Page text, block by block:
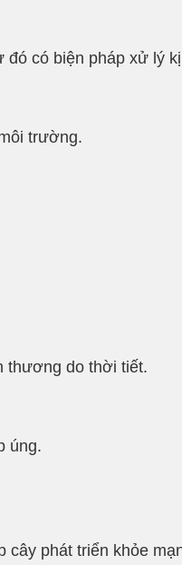
có biện pháp xử lý
trường.
thương do thời tiết.
úng.
phát triển khỏe